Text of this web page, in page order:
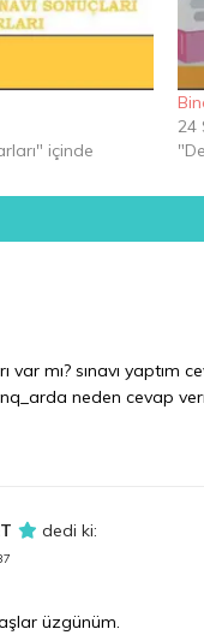
içinde
24
var mı? sınavı
neden cevap
dedi ki:
üzgünüm.